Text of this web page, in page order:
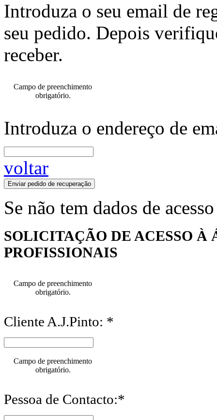
Introduza o seu email de
seu pedido. Depois
receber.
Campo de preenchimento
obrigatório.
Introduza o endereço de
voltar
Enviar pedido de recuperação
Se não tem dados de
SOLICITAÇÃO DE ACESSO À
PROFISSIONAIS
Campo de preenchimento
obrigatório.
Cliente A.J.Pinto: *
Campo de preenchimento
obrigatório.
Pessoa de Contacto:*